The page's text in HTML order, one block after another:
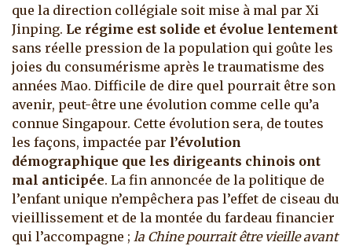
que la direction collégiale soit mise à mal par Xi
Jinping. Le régime est solide et évolue lentement
sans réelle pression de la population qui goûte les
joies du consumérisme après le traumatisme des
années Mao. Difficile de dire quel pourrait être son
avenir, peut-être une évolution comme celle qu’a
connue Singapour. Cette évolution sera, de toutes
les façons, impactée par l’évolution
démographique que les dirigeants chinois ont
mal anticipée. La fin annoncée de la politique de
l’enfant unique n’empêchera pas l’effet de ciseau du
vieillissement et de la montée du fardeau financier
qui l’accompagne ; la Chine pourrait être vieille avant